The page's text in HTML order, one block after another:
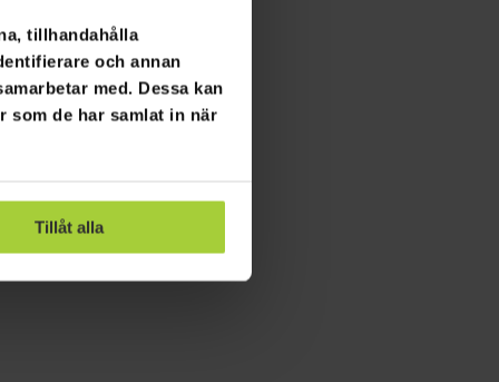
tillhandahålla
och annan
med. Dessa kan
som de har samlat in när
Tillåt alla